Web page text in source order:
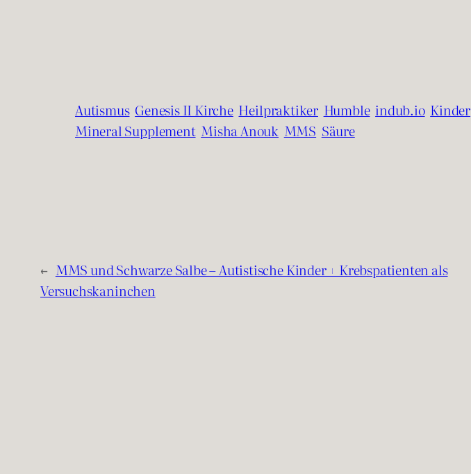
Autismus Genesis II Kirche Heilpraktiker Humble indub.io Kinder
Mineral Supplement Misha Anouk MMS Säure
← MMS und Schwarze Salbe – Autistische Kinder + Krebspatienten als
Versuchskaninchen